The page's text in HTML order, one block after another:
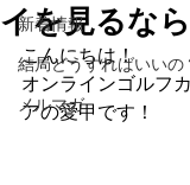
新着情報
結局どうすればいいの
メルマガ
イを見るな
こんにちは！
オンラインゴルフ
アの愛甲です！